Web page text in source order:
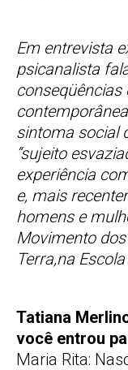
Em entrevista
psicanalista
sintoma social
“sujeito
experiência
e, mais
homens e
Movimento
Terra,na
Tatiana
você entrou
Maria Rita: